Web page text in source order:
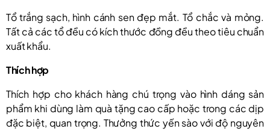
Tổ trắng sạch, hình cánh sen đẹp mắt. Tổ chắc và mỏng.
Tất cả các tổ đều có kích thước đồng đều theo tiêu chuẩn
xuất khẩu.
Thích hợp
Thích hợp cho khách hàng chú trọng vào hình dáng sản
phẩm khi dùng làm quà tặng cao cấp hoặc trong các dịp
đặc biệt, quan trọng. Thưởng thức yến sào với độ nguyên